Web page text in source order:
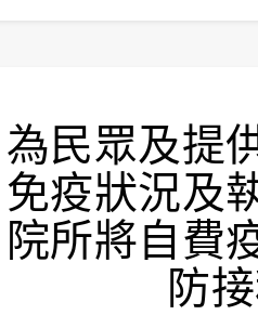
為民眾及提
免疫狀況及
院所將自費
防